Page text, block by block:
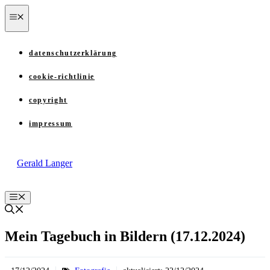
Zum
Inhalt
springen
datenschutzerklärung
cookie-richtlinie
copyright
impressum
Gerald Langer
Menü
Mein Tagebuch in Bildern (17.12.2024)